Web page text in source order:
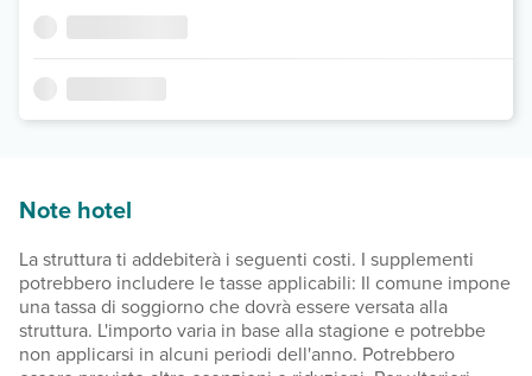
Note hotel
La struttura ti addebiterà i seguenti costi. I supplementi
potrebbero includere le tasse applicabili: Il comune impone
una tassa di soggiorno che dovrà essere versata alla
struttura. L'importo varia in base alla stagione e potrebbe
non applicarsi in alcuni periodi dell'anno. Potrebbero